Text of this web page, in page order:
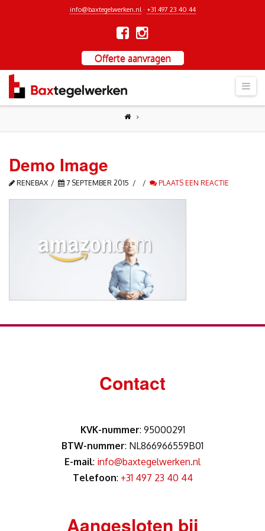
info@baxtegelwerken.nl · +31 497 23 40 44
Offerte aanvragen
Demo Image
RENEBAX 7 SEPTEMBER 2015 PLAATS EEN REACTIE
Contact
KVK-nummer: 95000291
BTW-nummer: NL866966559B01
E-mail: info@baxtegelwerken.nl
Telefoon: +31 497 23 40 44
Aangesloten bij